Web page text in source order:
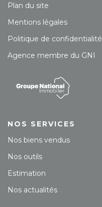
Plan du site
Mentions légales
Politique de confidentialité
Agence membre du GNI
NOS SERVICES
Nos biens vendus
Nos outils
Estimation
Nos actualités